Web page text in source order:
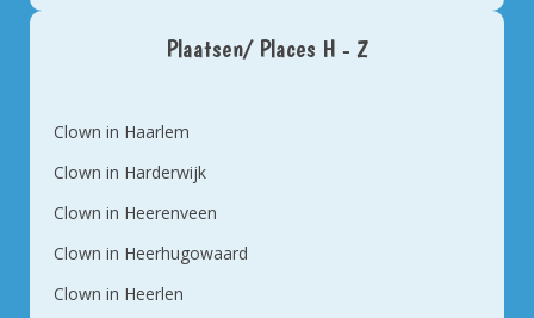
Plaatsen/ Places H - Z
Clown in Haarlem
Clown in Harderwijk
Clown in Heerenveen
Clown in Heerhugowaard
Clown in Heerlen